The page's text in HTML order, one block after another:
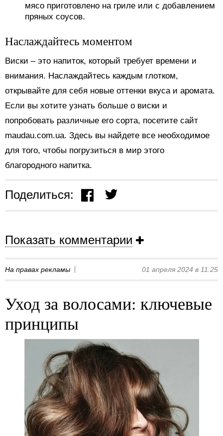
мясо приготовлено на гриле или с добавлением
пряных соусов.
Наслаждайтесь моментом
Виски – это напиток, который требует времени и
внимания. Наслаждайтесь каждым глотком,
открывайте для себя новые оттенки вкуса и аромата.
Если вы хотите узнать больше о виски и
попробовать различные его сорта, посетите сайт
maudau.com.ua. Здесь вы найдете все необходимое
для того, чтобы погрузиться в мир этого
благородного напитка.
Поделиться:
Показать комментарии
На правах рекламы 01 апреля 2024 в 11:25
Уход за волосами: ключевые
принципы